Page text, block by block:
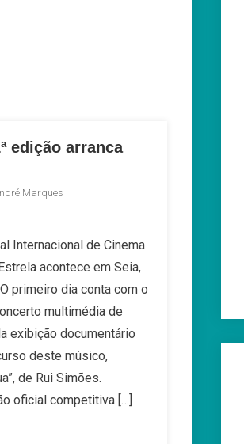
edição arranca
Marques
Internacional de Cinema
acontece em Seia,
primeiro dia conta com o
multimédia de
exibição documentário
deste músico,
de Rui Simões.
oficial competitiva […]